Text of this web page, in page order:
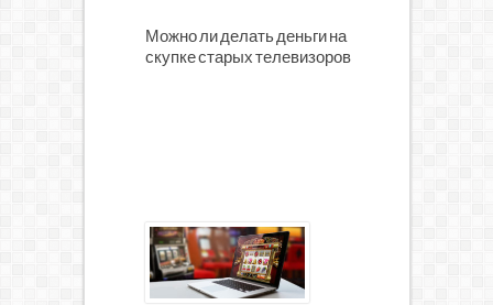
Можно ли делать деньги на
скупке старых телевизоров